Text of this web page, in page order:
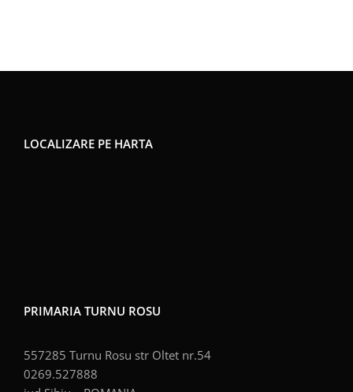
LOCALIZARE PE HARTA
PRIMARIA TURNU ROSU
557285 Turnu Rosu str Oltet nr.54
0269.527888